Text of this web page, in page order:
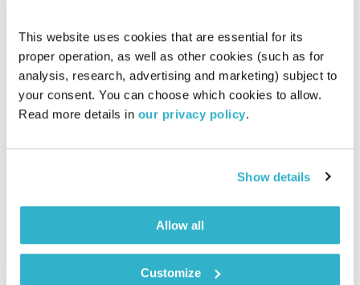
This website uses cookies that are essential for its
proper operation, as well as other cookies (such as for
analysis, research, advertising and marketing) subject to
your consent. You can choose which cookies to allow.
Read more details in our privacy policy.
Show details
Allow all
Customize
התעוררות – 13.4.20
התעוררות
גליה גלעדי
גליה גלעדי מזמינה אתכם להתעורר יחדיו בכל בוקר, עם מוזיקה
מעולה